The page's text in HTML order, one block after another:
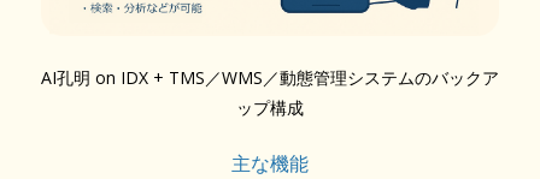
AI孔明 on IDX + TMS／WMS／動態管理システムのバックア
ップ構成
主な機能